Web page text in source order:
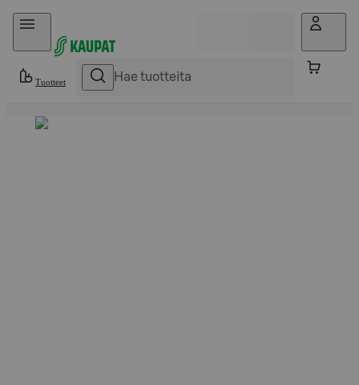
Hyppää sisältöön
Tuotteet